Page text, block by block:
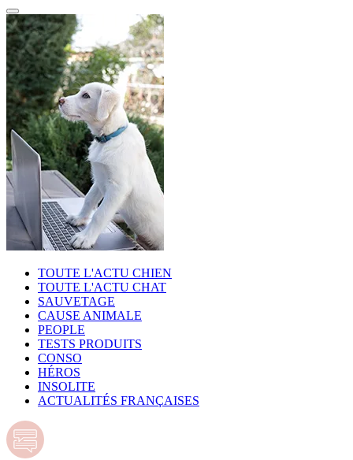
TOUTE L'ACTU CHIEN
TOUTE L'ACTU CHAT
SAUVETAGE
CAUSE ANIMALE
PEOPLE
TESTS PRODUITS
CONSO
HÉROS
INSOLITE
ACTUALITÉS FRANÇAISES